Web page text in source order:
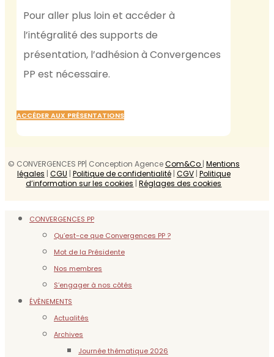
Pour aller plus loin et accéder à
l’intégralité des supports de
présentation, l’adhésion à Convergences
PP est nécessaire.
ACCÉDER AUX PRÉSENTATIONS
© CONVERGENCES PP| Conception AgenceCom&Co | Mentions
légales | CGU | Politique de confidentialité| CGV| Politique
d’information sur les cookies |Réglages des cookies
CONVERGENCES PP
Qu’est-ce que Convergences PP ?
Mot de la Présidente
Nos membres
S’engager à nos côtés
ÉVÈNEMENTS
Actualités
Archives
Journée thématique 2026